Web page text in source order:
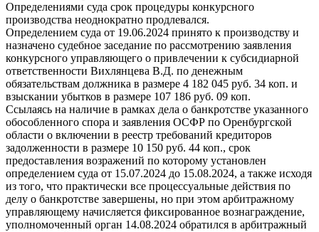
Определениями суда срок процедуры конкурсного
производства неоднократно продлевался.
Определением суда от 19.06.2024 принято к производству и
назначено судебное заседание по рассмотрению заявления
конкурсного управляющего о привлечении к субсидиарной
ответственности Вихлянцева В.Д. по денежным
обязательствам должника в размере 4 182 045 руб. 34 коп. и
взыскании убытков в размере 107 186 руб. 09 коп.
Ссылаясь на наличие в рамках дела о банкротстве указанного
обособленного спора и заявления ОСФР по Оренбургской
области о включении в реестр требований кредиторов
задолженности в размере 10 150 руб. 44 коп., срок
предоставления возражений по которому установлен
определением суда от 15.07.2024 до 15.08.2024, а также исходя
из того, что практически все процессуальные действия по
делу о банкротстве завершены, но при этом арбитражному
управляющему начисляется фиксированное вознаграждение,
уполномоченный орган 14.08.2024 обратился в арбитражный